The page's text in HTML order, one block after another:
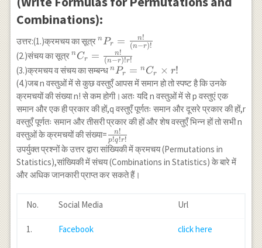
Combinations):
उत्तर:(1.)क्रमचय का सूत्र{}^n
P_r=\frac{n!}
{(n-r)!}
nPr = (n−r)!
n!
(2.)संचय का सूत्र{}^n
C_r=\frac{n!}
{(n-r)!r!}
nCr = (n−r)!r!
n!
(3.)क्रमचय व संचय का सम्बन्ध{}^n
P_r=
{}^n
C_r
\times
r!
nPr = nCr × r!
(4.)जब n वस्तुओं में से कुछ वस्तुएँ आपस में समान हो तो स्पष्ट है कि उनके
क्रमचयों की संख्या n! से कम होगी।अतः यदि n वस्तुओं में से p वस्तुएं एक
समान और एक ही प्रकार की हों,q वस्तुएँ पूर्णतः समान और दूसरे प्रकार की हों,r
वस्तुएँ पूर्णतः समान और तीसरी प्रकार की हों और शेष वस्तुएँ भिन्न हों तो सभी n
वस्तुओं के क्रमचयों की संख्या=\frac{n
!}{p! q!
r !}
p!q!r!
n!
उपर्युक्त प्रश्नों के उत्तर द्वारा सांख्यिकी में क्रमचय (Permutations in
Statistics),सांख्यिकी में संचय (Combinations in Statistics) के बारे में
और अधिक जानकारी प्राप्त कर सकते हैं।
No. Social Media Url
1. Facebook click here